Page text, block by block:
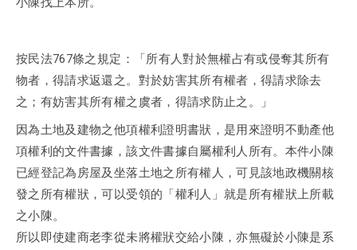
按民法767條之規定：「所有人對於無權占有或侵奪其所有
物者，得請求返還之。對於妨害其所有權者，得請求除去
之；有妨害其所有權之虞者，得請求防止之。」
因為土地及建物之他項權利證明書狀，是用來證明不動產他
項權利的文件書據，該文件書據自屬權利人所有。本件小陳
已經登記為房屋及坐落土地之所有權人，可見該地政機關核
發之所有權狀，可以受領的「權利人」就是所有權狀上所載
之小陳。
所以即使建商老李從未將權狀交給小陳，亦無礙於小陳是系